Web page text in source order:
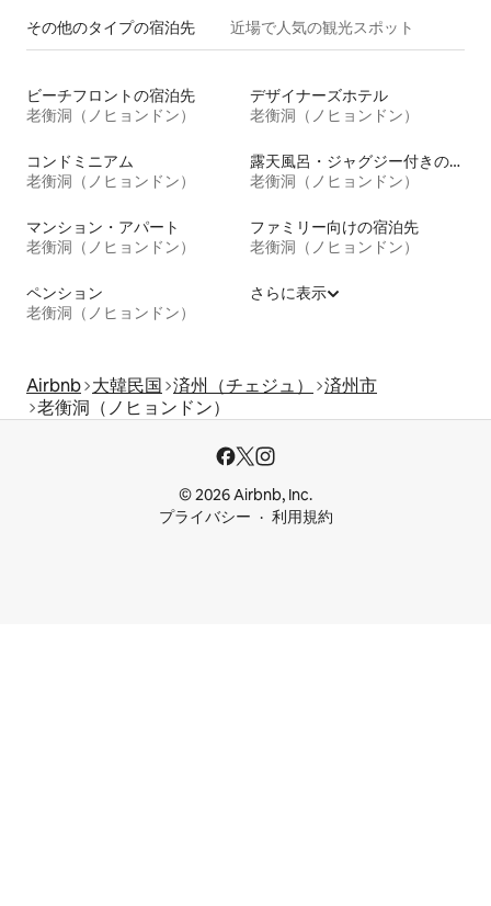
その他のタ⁠イ⁠プ⁠の宿⁠泊⁠先 近場で人気の観光スポット
ビーチフロントの宿泊先
老衡洞（ノヒョンドン）
デザイナーズホテル
老衡洞（ノヒョンドン）
コンドミニアム
老衡洞（ノヒョンドン）
露天風呂・ジャグジー付きの宿泊施設
老衡洞（ノヒョンドン）
マンション・アパート
老衡洞（ノヒョンドン）
ファミリー向けの宿泊先
老衡洞（ノヒョンドン）
ペンション
老衡洞（ノヒョンドン）
さらに表示
Airbnb 大韓民国 済州（チェジュ）
済州市
老衡洞（ノヒョンドン）
© 2026 Airbnb, Inc.
プライバシー
利用規約